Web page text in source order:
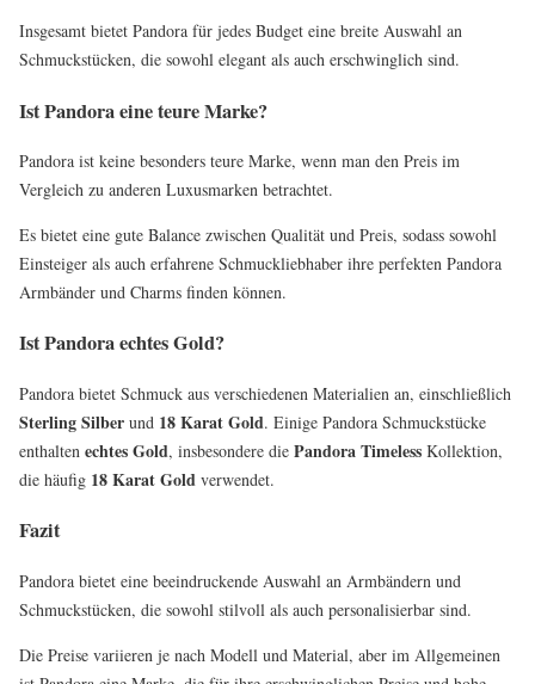
Insgesamt bietet Pandora für jedes Budget eine breite Auswahl an
Schmuckstücken, die sowohl elegant als auch erschwinglich sind.
Ist Pandora eine teure Marke?
Pandora ist keine besonders teure Marke, wenn man den Preis im
Vergleich zu anderen Luxusmarken betrachtet.
Es bietet eine gute Balance zwischen Qualität und Preis, sodass sowohl
Einsteiger als auch erfahrene Schmuckliebhaber ihre perfekten Pandora
Armbänder und Charms finden können.
Ist Pandora echtes Gold?
Pandora bietet Schmuck aus verschiedenen Materialien an, einschließlich
Sterling Silber und 18 Karat Gold. Einige Pandora Schmuckstücke
enthalten echtes Gold, insbesondere die Pandora Timeless Kollektion,
die häufig 18 Karat Gold verwendet.
Fazit
Pandora bietet eine beeindruckende Auswahl an Armbändern und
Schmuckstücken, die sowohl stilvoll als auch personalisierbar sind.
Die Preise variieren je nach Modell und Material, aber im Allgemeinen